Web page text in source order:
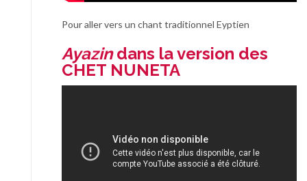
Pour aller vers un chant traditionnel Eyptien
Ayazindans la version des
CHET NUNETA